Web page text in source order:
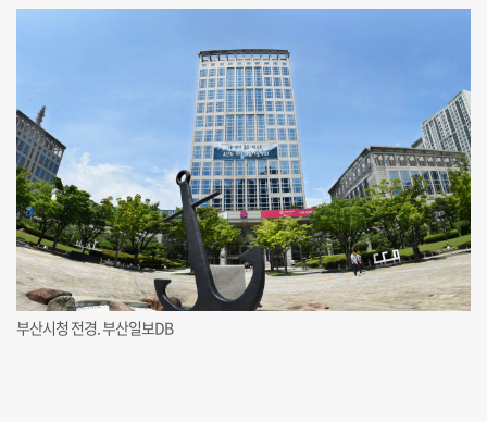
부산시청 전경. 부산일보DB